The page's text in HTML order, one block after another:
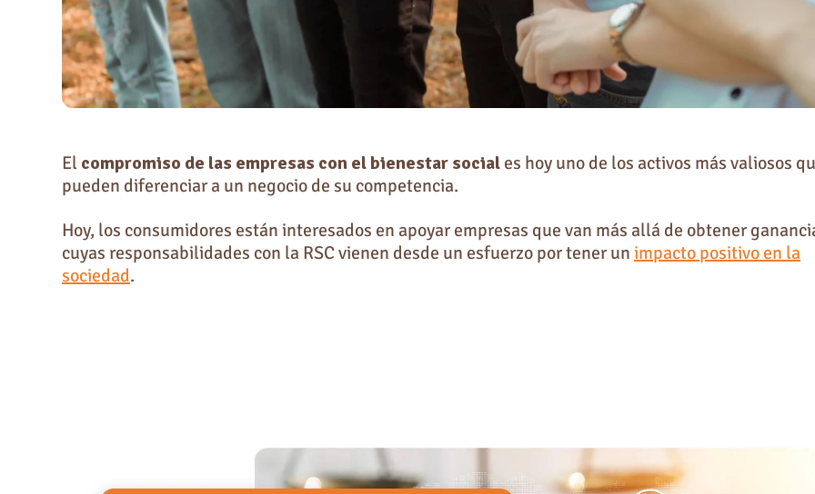
El compromiso de las empresas con el bienestar social es hoy uno de los activos más valiosos
pueden diferenciar a un negocio de su competencia.
Hoy, los consumidores están interesados en apoyar empresas que van más allá de obtener
cuyas responsabilidades con la RSC vienen desde un esfuerzo por tener un impacto positivo en la
sociedad.